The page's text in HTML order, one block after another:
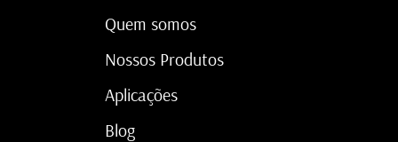
Quem somos
Nossos Produtos
Aplicações
Blog